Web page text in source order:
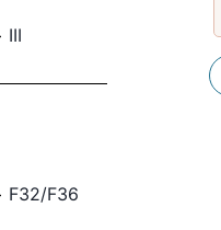
III
F32/F36